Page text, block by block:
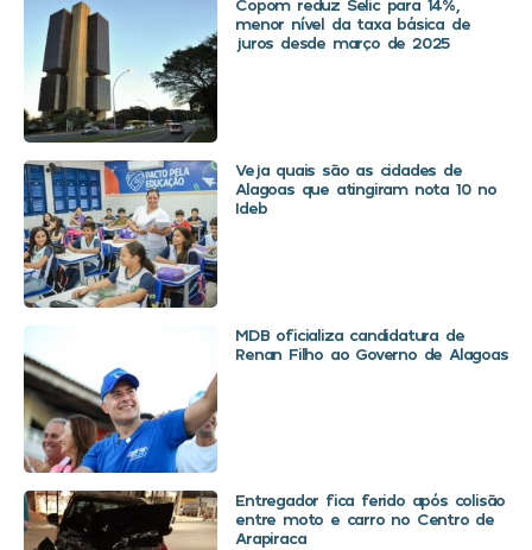
Copom reduz Selic para 14%,
menor nível da taxa básica de
juros desde março de 2025
Veja quais são as cidades de
Alagoas que atingiram nota 10 no
Ideb
MDB oficializa candidatura de
Renan Filho ao Governo de Alagoas
Entregador fica ferido após colisão
entre moto e carro no Centro de
Arapiraca